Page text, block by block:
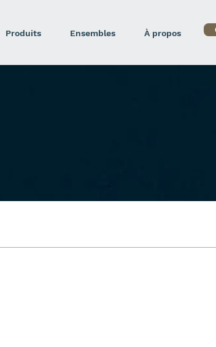
Produits Ensembles À propos